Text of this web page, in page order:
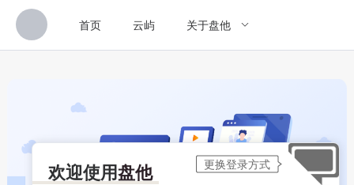
首页 云屿 关于盘他
欢迎使用盘他